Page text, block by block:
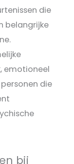
die
belangrijke
emotioneel
die
bij